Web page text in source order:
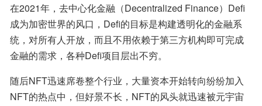
在2021年，去中心化金融（Decentralized Finance）Defi
成为加密世界的风口，Defi的目标是构建透明化的金融系
统，对所有人开放，而且不用依赖于第三方机构即可完成
金融的需求，各种Defi项目层出不穷。
随后NFT迅速席卷整个行业，大量资本开始转向纷纷加入
NFT的热点中，但好景不长，NFT的风头就迅速被元宇宙